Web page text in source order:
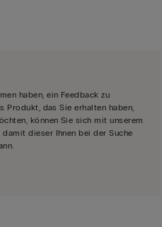
haben, ein Feedback zu
Produkt, das Sie erhalten haben,
können Sie sich mit unserem
dieser Ihnen bei der Suche